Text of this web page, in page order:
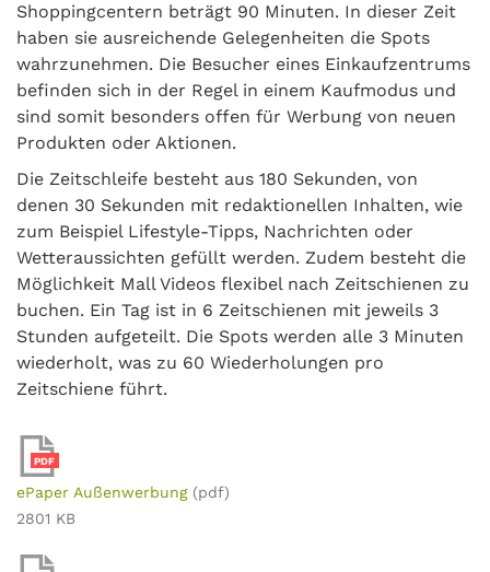
Shoppingcentern beträgt 90 Minuten. In dieser Zeit
haben sie ausreichende Gelegenheiten die Spots
wahrzunehmen. Die Besucher eines Einkaufzentrums
befinden sich in der Regel in einem Kaufmodus und
sind somit besonders offen für Werbung von neuen
Produkten oder Aktionen.
Die Zeitschleife besteht aus 180 Sekunden, von
denen 30 Sekunden mit redaktionellen Inhalten, wie
zum Beispiel Lifestyle-Tipps, Nachrichten oder
Wetteraussichten gefüllt werden. Zudem besteht die
Möglichkeit Mall Videos flexibel nach Zeitschienen zu
buchen. Ein Tag ist in 6 Zeitschienen mit jeweils 3
Stunden aufgeteilt. Die Spots werden alle 3 Minuten
wiederholt, was zu 60 Wiederholungen pro
Zeitschiene führt.
PDF
ePaper Außenwerbung (pdf)
2801 KB